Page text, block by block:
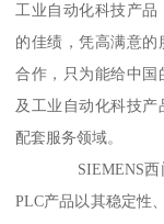
工业自动化科技产品
的佳绩，凭高满意
合作，只为能给中国
及工业自动化科技产
配套服务领域。
SIEMENS西门子
PLC产品以其稳定性